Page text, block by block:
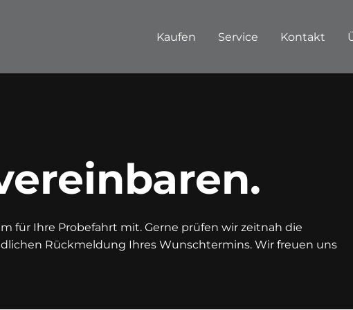
Kaufen Service Kontakt
für Ihre Probefahrt mit. Gerne prüfen wir zeitnah die
Rückmeldung Ihres Wunschtermins. Wir freuen uns